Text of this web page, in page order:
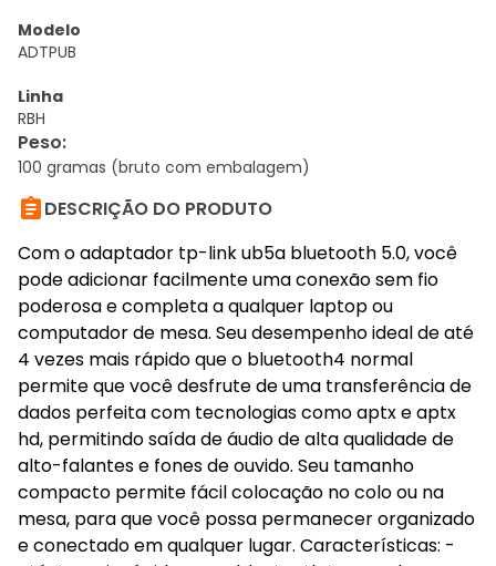
Modelo
ADTPUB
Linha
RBH
Peso:
100 gramas (bruto com embalagem)
DESCRIÇÃO DO PRODUTO
Com o adaptador tp-link ub5a bluetooth 5.0, você
pode adicionar facilmente uma conexão sem fio
poderosa e completa a qualquer laptop ou
computador de mesa. Seu desempenho ideal de até
4 vezes mais rápido que o bluetooth4 normal
permite que você desfrute de uma transferência de
dados perfeita com tecnologias como aptx e aptx
hd, permitindo saída de áudio de alta qualidade de
alto-falantes e fones de ouvido. Seu tamanho
compacto permite fácil colocação no colo ou na
mesa, para que você possa permanecer organizado
e conectado em qualquer lugar. Características: -